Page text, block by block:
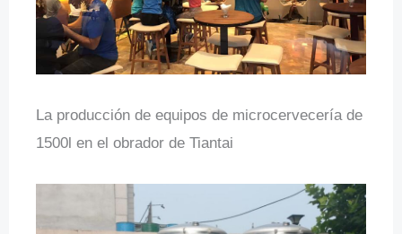
La producción de equipos de microcervecería de
1500l en el obrador de Tiantai